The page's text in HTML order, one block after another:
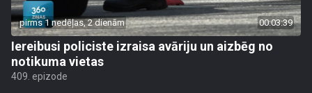
pirms 1 nedēļas, 2 dienām 00:03:39
Iereibusi policiste izraisa avāriju un aizbēg no
notikuma vietas
409. epizode